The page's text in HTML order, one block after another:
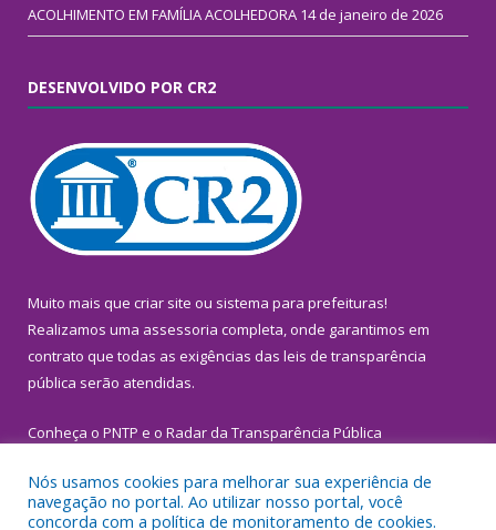
ACOLHIMENTO EM FAMÍLIA ACOLHEDORA 14 de janeiro de 2026
DESENVOLVIDO POR CR2
Muito mais que criar site ou sistema para prefeituras!
Realizamos uma assessoria completa, onde garantimos em
contrato que todas as exigências das leis de transparência
pública serão atendidas.
Conheça o PNTP e o Radar da Transparência Pública
Nós usamos cookies para melhorar sua experiência de
navegação no portal. Ao utilizar nosso portal, você
concorda com a política de monitoramento de cookies.